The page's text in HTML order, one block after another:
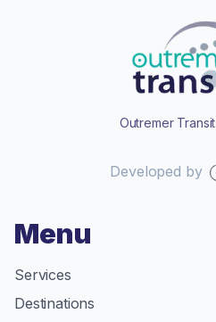
Outremer Transit
Developed by
Menu
Services
Destinations